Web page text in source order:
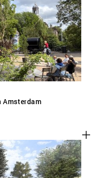
Amsterdam
OP